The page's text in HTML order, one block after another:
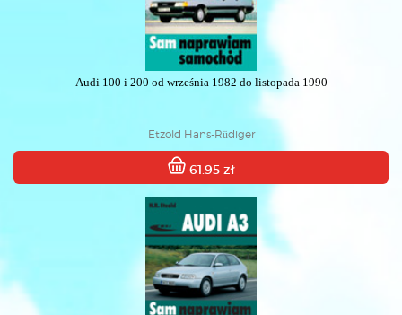
Audi 100 i 200 od września 1982 do listopada 1990
Etzold Hans-Rüdiger
61.95 zł